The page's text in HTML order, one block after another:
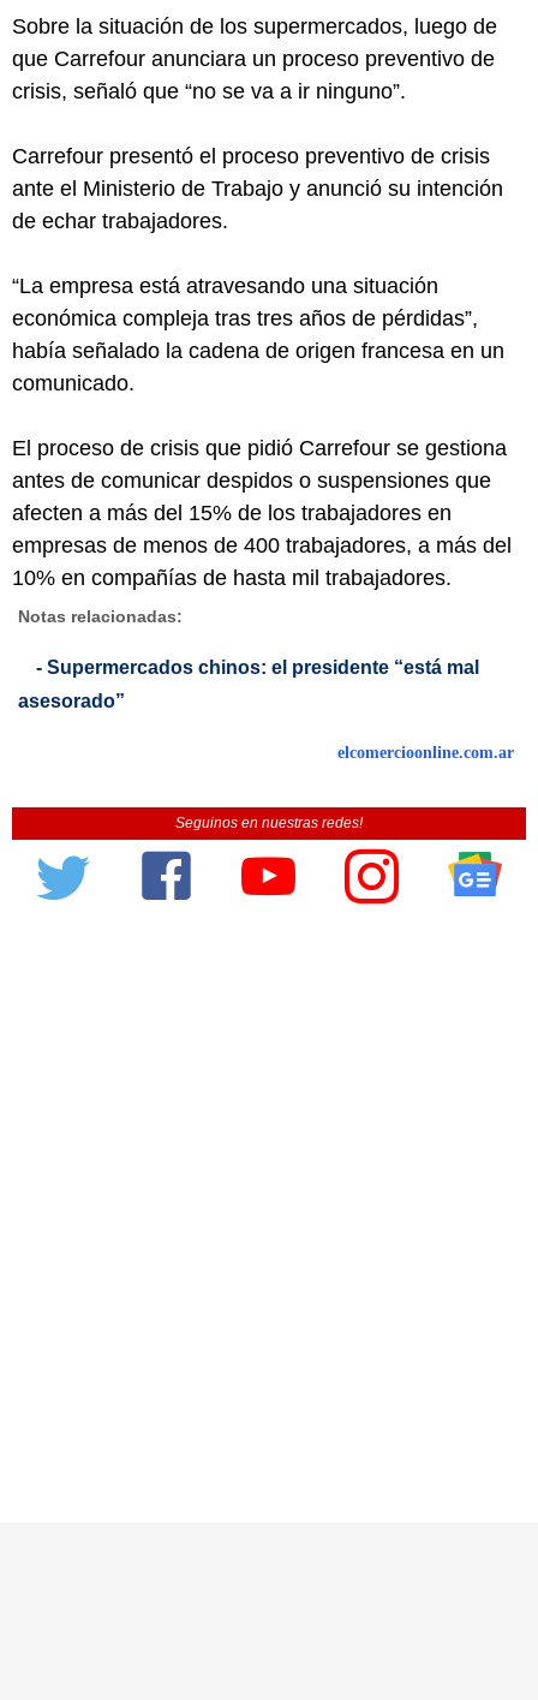
Sobre la situación de los supermercados, luego de
que Carrefour anunciara un proceso preventivo de
crisis, señaló que “no se va a ir ninguno”.
Carrefour presentó el proceso preventivo de crisis
ante el Ministerio de Trabajo y anunció su intención
de echar trabajadores.
“La empresa está atravesando una situación
económica compleja tras tres años de pérdidas”,
había señalado la cadena de origen francesa en un
comunicado.
El proceso de crisis que pidió Carrefour se gestiona
antes de comunicar despidos o suspensiones que
afecten a más del 15% de los trabajadores en
empresas de menos de 400 trabajadores, a más del
10% en compañías de hasta mil trabajadores.
Notas relacionadas:
- Supermercados chinos: el presidente “está mal
asesorado”
elcomercioonline.com.ar
Seguinos en nuestras redes!